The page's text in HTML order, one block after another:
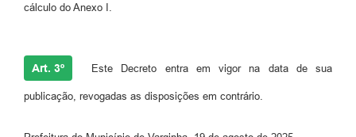
cálculo do Anexo I.
Art. 3º Este Decreto entra em vigor na data de sua
publicação, revogadas as disposições em contrário.